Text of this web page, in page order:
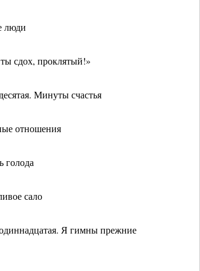
люди
сдох, проклятый!»
Минуты счастья
отношения
голода
сало
Я гимны прежние